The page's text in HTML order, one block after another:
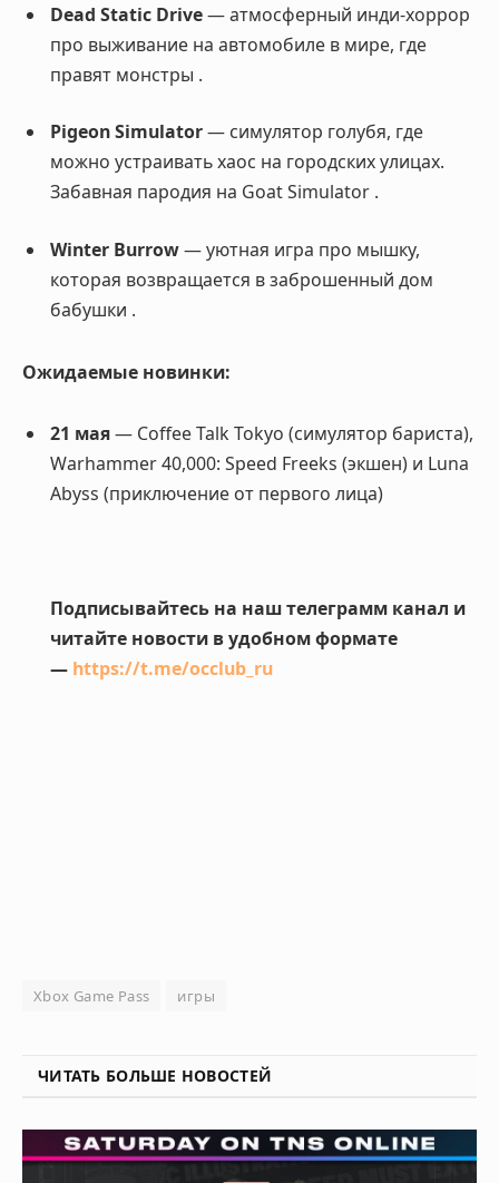
Dead Static Drive— атмосферный инди-хоррор
про выживание на автомобиле в мире, где
правят монстры .
Pigeon Simulator— симулятор голубя, где
можно устраивать хаос на городских улицах.
Забавная пародия на Goat Simulator .
Winter Burrow— уютная игра про мышку,
которая возвращается в заброшенный дом
бабушки .
Ожидаемые новинки:
21 мая— Coffee Talk Tokyo (симулятор бариста),
Warhammer 40,000: Speed Freeks (экшен) и Luna
Abyss (приключение от первого лица)
Подписывайтесь на наш телеграмм канал и
читайте новости в удобном формате
— https://t.me/occlub_ru
Xbox Game Pass игры
ЧИТАТЬ БОЛЬШЕ НОВОСТЕЙ